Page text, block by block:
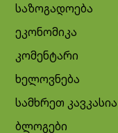
საზოგადოება
ეკონომიკა
კომენტარი
ხელოვნება
სამხრეთ კავკასია
ბლოგები